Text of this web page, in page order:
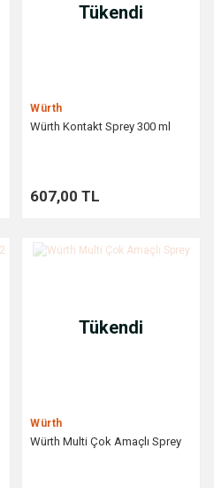
Tükendi
Würth
Würth Kontakt Sprey 300 ml
607,00 TL
Tükendi
Würth
Würth Multi Çok Amaçlı Sprey